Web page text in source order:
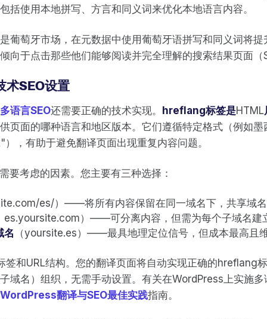
括使用本地拼写、方言和同义词来优化本地语言内容。
葡萄牙市场，在元数据中使用葡萄牙语拼写和同义词将
向于点击那些他们能够阅读并完全理解的搜索结果页面（
术SEO设置
语言SEO还需要正确的技术实现。 hreflang标签是HTML
页面的哪种语言和地区版本。它们遵循特定格式（例如墨
，有助于避免翻译页面出现重复内容问题。
要考虑的因素。您主要有三种选择：
es/）——将所有内容保留在同一域名下，共享域
es.yoursite.com）——可分离内容，但需为每个子域名建
名 （yoursite.es）——最具地理定位信号，但成本最高且
和URL结构。您的翻译页面将自动实现正确的hreflang
域名）组织，无需手动设置。有关在WordPress上实施多
WordPress翻译与SEO最佳实践指南。